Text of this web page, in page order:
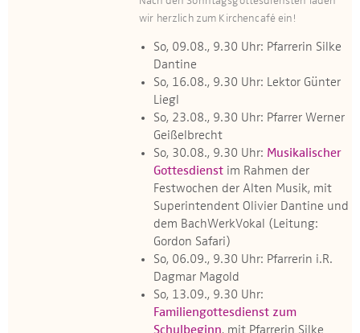
wir herzlich zum Kirchencafé ein!
So, 09.08., 9.30 Uhr: Pfarrerin Silke
Dantine
So, 16.08., 9.30 Uhr: Lektor Günter
Liegl
So, 23.08., 9.30 Uhr: Pfarrer Werner
Geißelbrecht
So, 30.08., 9.30 Uhr: Musikalischer
Gottesdienst im Rahmen der
Festwochen der Alten Musik, mit
Superintendent Olivier Dantine und
dem BachWerkVokal (Leitung:
Gordon Safari)
So, 06.09., 9.30 Uhr: Pfarrerin i.R.
Dagmar Magold
So, 13.09., 9.30 Uhr:
Familiengottesdienst zum